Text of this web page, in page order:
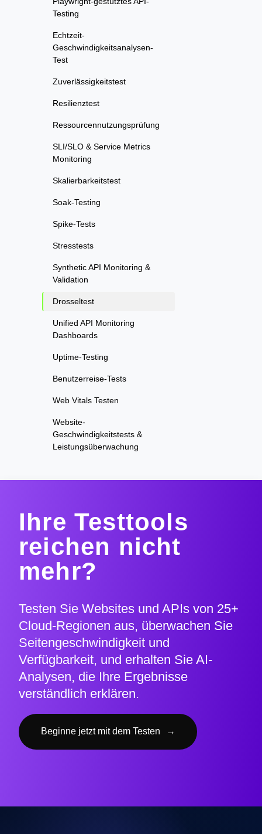
Testing
Echtzeit-
Geschwindigkeitsanalysen-
Test
Zuverlässigkeitstest
Resilienztest
Ressourcennutzungsprüfung
SLI/SLO & Service Metrics
Monitoring
Skalierbarkeitstest
Soak-Testing
Spike-Tests
Stresstests
Synthetic API Monitoring &
Validation
Drosseltest
Unified API Monitoring
Dashboards
Uptime-Testing
Benutzerreise-Tests
Web Vitals Testen
Website-
Geschwindigkeitstests &
Leistungsüberwachung
Ihre Testtools
reichen nicht
mehr?
Testen Sie Websites und APIs von 25+
Cloud-Regionen aus, überwachen Sie
Seitengeschwindigkeit und
Verfügbarkeit, und erhalten Sie AI-
Analysen, die Ihre Ergebnisse
verständlich erklären.
Beginne jetzt mit dem Testen →